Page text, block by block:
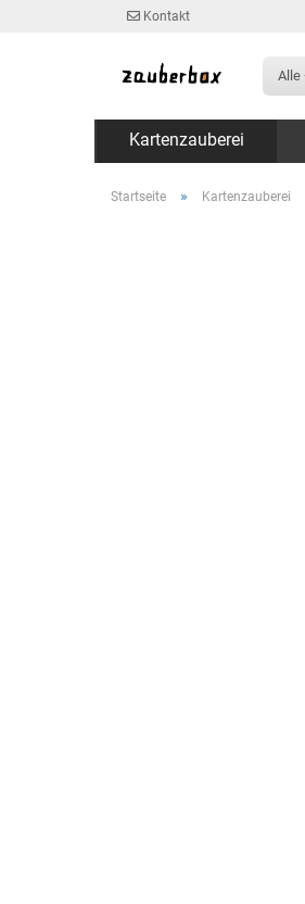
Kontakt
Alle
Kartenzauberei
Startseite » Kartenzauberei